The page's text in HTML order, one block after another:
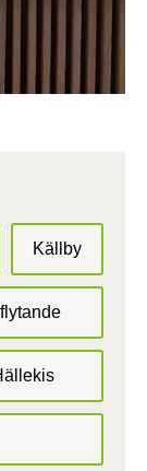
Källby